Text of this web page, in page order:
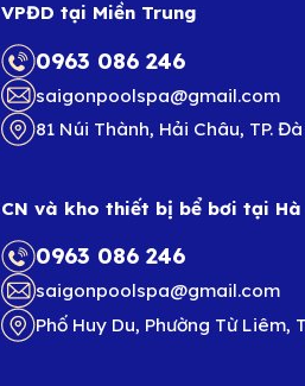
VPĐD tại Miền Trung
0963 086 246
saigonpoolspa@gmail.com
81 Núi Thành, Hải Châu, TP.
CN và kho thiết bị bể bơi tại Hà
0963 086 246
saigonpoolspa@gmail.com
Phố Huy Du, Phường Từ Liêm,